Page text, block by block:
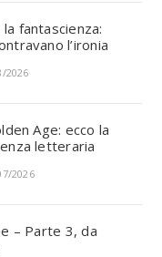
fantascienza:
l’ironia
2026
Age: ecco la
letteraria
2026
– Parte 3, da